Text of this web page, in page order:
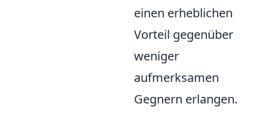
einen erheblichen
Vorteil gegenüber
weniger
aufmerksamen
Gegnern erlangen.